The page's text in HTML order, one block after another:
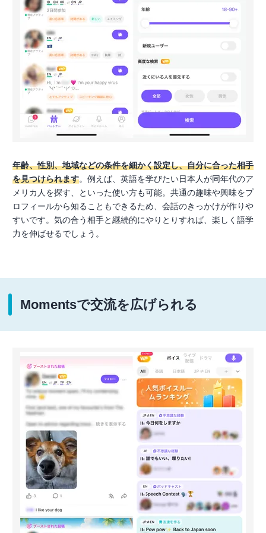
年齢、性別、地域などの条件を細かく設定し、自分に合った相手
を見つけられます。例えば、英語を学びたい日本人が同年代のア
メリカ人を探す、といった使い方も可能。共通の趣味や興味をプ
ロフィールから知ることもできるため、会話のきっかけが作りや
すいです。気の合う相手と継続的にやりとりすれば、楽しく語学
力を伸ばせるでしょう。
Momentsで交流を広げられる